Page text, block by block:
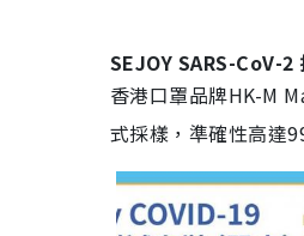
SEJOY SARS-CoV-2
香港口罩品牌HK-M
式採樣，準確性高達